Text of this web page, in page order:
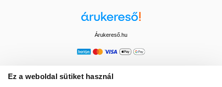
Ez a weboldal sütiket használ
Árukereső.hu